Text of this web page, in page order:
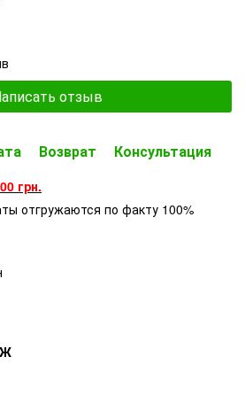
отзыв
Возврат Консультация
грн.
отгружаются по факту 100%